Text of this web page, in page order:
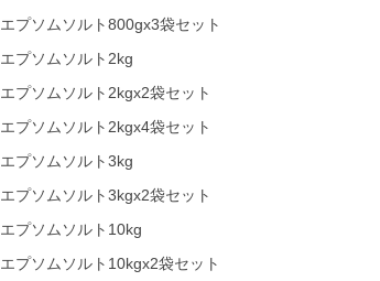
エプソムソルト800gx3袋セット
エプソムソルト2kg
エプソムソルト2kgx2袋セット
エプソムソルト2kgx4袋セット
エプソムソルト3kg
エプソムソルト3kgx2袋セット
エプソムソルト10kg
エプソムソルト10kgx2袋セット